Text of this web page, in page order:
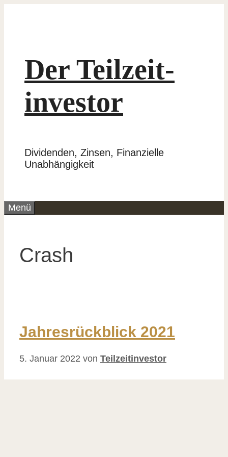
Der Teilzeit­
investor
Dividenden, Zinsen, Finanzielle
Unabhängigkeit
Menü
Crash
Jahresrückblick 2021
5. Januar 2022 von Teilzeitinvestor